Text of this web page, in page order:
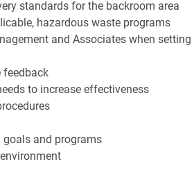
standards for the backroom area
hazardous waste programs
and Associates when
feedback
to increase effectiveness
and programs